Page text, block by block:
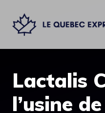
contenu
Lactalis
l’usine